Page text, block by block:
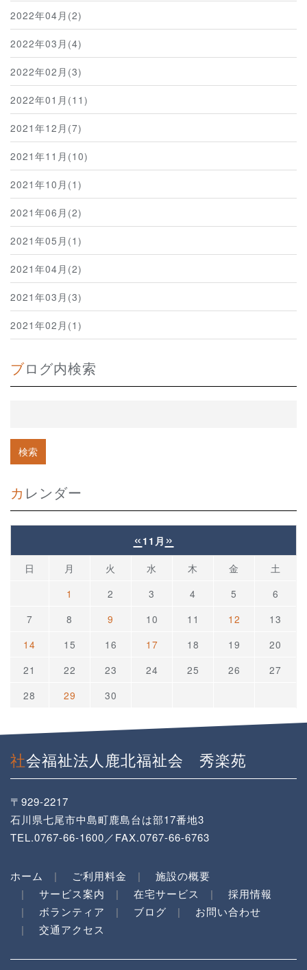
2022年04月(2)
2022年03月(4)
2022年02月(3)
2022年01月(11)
2021年12月(7)
2021年11月(10)
2021年10月(1)
2021年06月(2)
2021年05月(1)
2021年04月(2)
2021年03月(3)
2021年02月(1)
ブログ内検索
カレンダー
« 11月 »
日 月 火 水 木 金
土
1
2 3 4 5
6
7
8 9 10 11 12
13
14
15 16 17 18 19
20
21
22 23 24 25 26
27
28
29 30
社会福祉法人鹿北福祉会 秀楽苑
〒929-2217
石川県七尾市中島町鹿島台は部17番地3
TEL.0767-66-1600／FAX.0767-66-6763
ホーム ご利用料金
施設の概要
サービス案内
在宅サービス
採用情報
ボランティア
ブログ
お問い合わせ
交通アクセス